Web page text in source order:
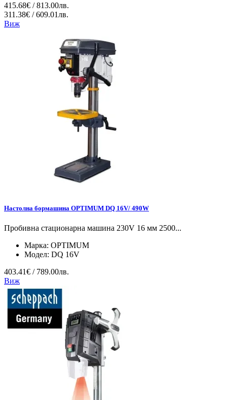
415.68€ / 813.00лв.
311.38€ / 609.01лв.
Виж
Настолна бормашина OPTIMUM DQ 16V/ 490W
Пробивна стационарна машина 230V 16 мм 2500...
Марка: OPTIMUM
Модел: DQ 16V
403.41€ / 789.00лв.
Виж